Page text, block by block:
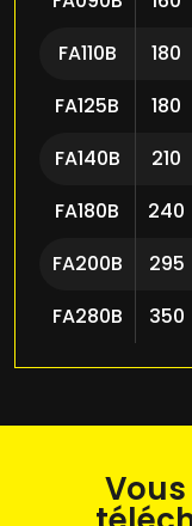
FA110B
180
FA125B
180
FA140B
210
FA180B
240
FA200B
295
FA280B
350